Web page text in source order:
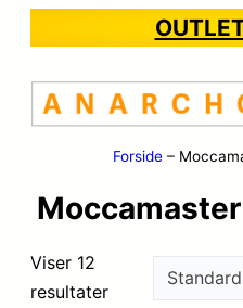
Forside –
Viser 12
resultater